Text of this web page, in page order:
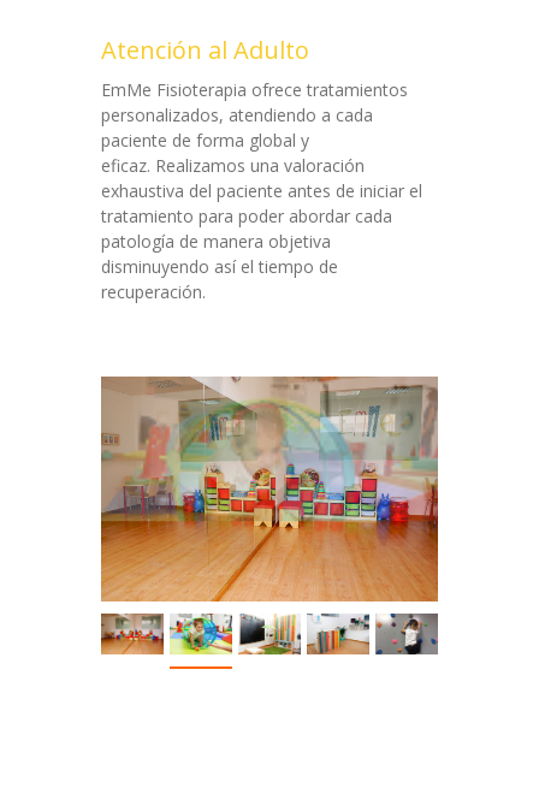
Atención al Adulto
EmMe Fisioterapia ofrece tratamientos
personalizados, atendiendo a cada
paciente de forma global y
eficaz. Realizamos una valoración
exhaustiva del paciente antes de iniciar el
tratamiento para poder abordar cada
patología de manera objetiva
disminuyendo así el tiempo de
recuperación.